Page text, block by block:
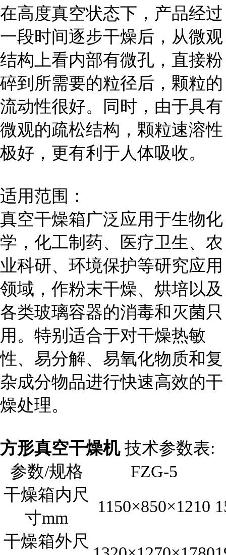
在高度真空状态下，产品经过
一段时间逐步干燥后，从微观
结构上看内部有微孔，直接粉
碎到所需要的粒径后，颗粒的
流动性很好。同时，由于具有
微观的疏松结构，颗粒速溶性
极好，更有利于人体吸收。
适用范围：
真空干燥箱广泛应用于生物化
学，化工制药、医疗卫生、农
业科研、环境保护等研究应用
领域，作粉末干燥、烘培以及
各类玻璃容器的消毒和灭菌只
用。特别适合于对干燥热敏
性、易分解、易氧化物质和复
杂成分物品进行快速高效的干
燥处理。
方形真空干燥机技术参数表:
参数/规格
FZG-5
干燥箱内尺
寸mm
1150×850×1210
干燥箱外尺